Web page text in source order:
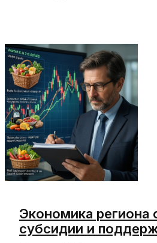
санавиации
и
новости
больниц
и
ФАПов
Экономика региона
субсидии и